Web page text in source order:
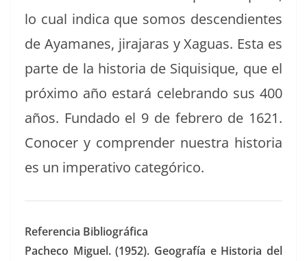
lo cual indi­ca que somos descen­di­entes
de Aya­manes, jira­jaras y Xaguas. Esta es
parte de la his­to­ria de Siquisique, que el
próx­i­mo año estará cel­e­bran­do sus 400
años. Fun­da­do el 9 de febrero de 1621.
Cono­cer y com­pren­der nues­tra his­to­ria
es un imper­a­ti­vo categórico.
Ref­er­en­cia Bibliográfica
Pacheco Miguel. (1952). Geografía e His­to­ria del